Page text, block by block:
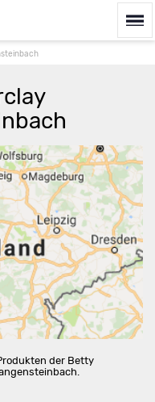
berechnen
der Betty